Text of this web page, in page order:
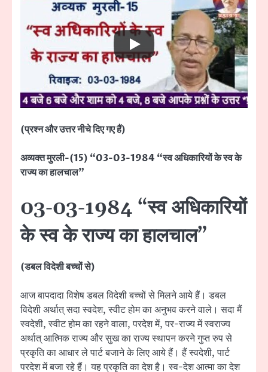
(प्रश्न और उत्तर नीचे दिए गए हैं)
अव्यक्त मुरली-(15) “03-03-1984 “स्व अधिकारियों के स्व के
राज्य का हालचाल”
03-03-1984 “स्व अधिकारियों
के स्व के राज्य का हालचाल”
(डबल विदेशी बच्चों से)
आज बापदादा विशेष डबल विदेशी बच्चों से मिलने आये हैं। डबल
विदेशी अर्थात् सदा स्वदेश, स्वीट होम का अनुभव करने वाले। सदा मैं
स्वदेशी, स्वीट होम का रहने वाला, परदेश में, पर-राज्य में स्वराज्य
अर्थात् आत्मिक राज्य और सुख का राज्य स्थापन करने गुप्त रुप से
प्रकृति का आधार ले पार्ट बजाने के लिए आये हैं। हैं स्वदेशी, पार्ट
परदेश में बजा रहे हैं। यह प्रकृति का देश है। स्व-देश आत्मा का देश